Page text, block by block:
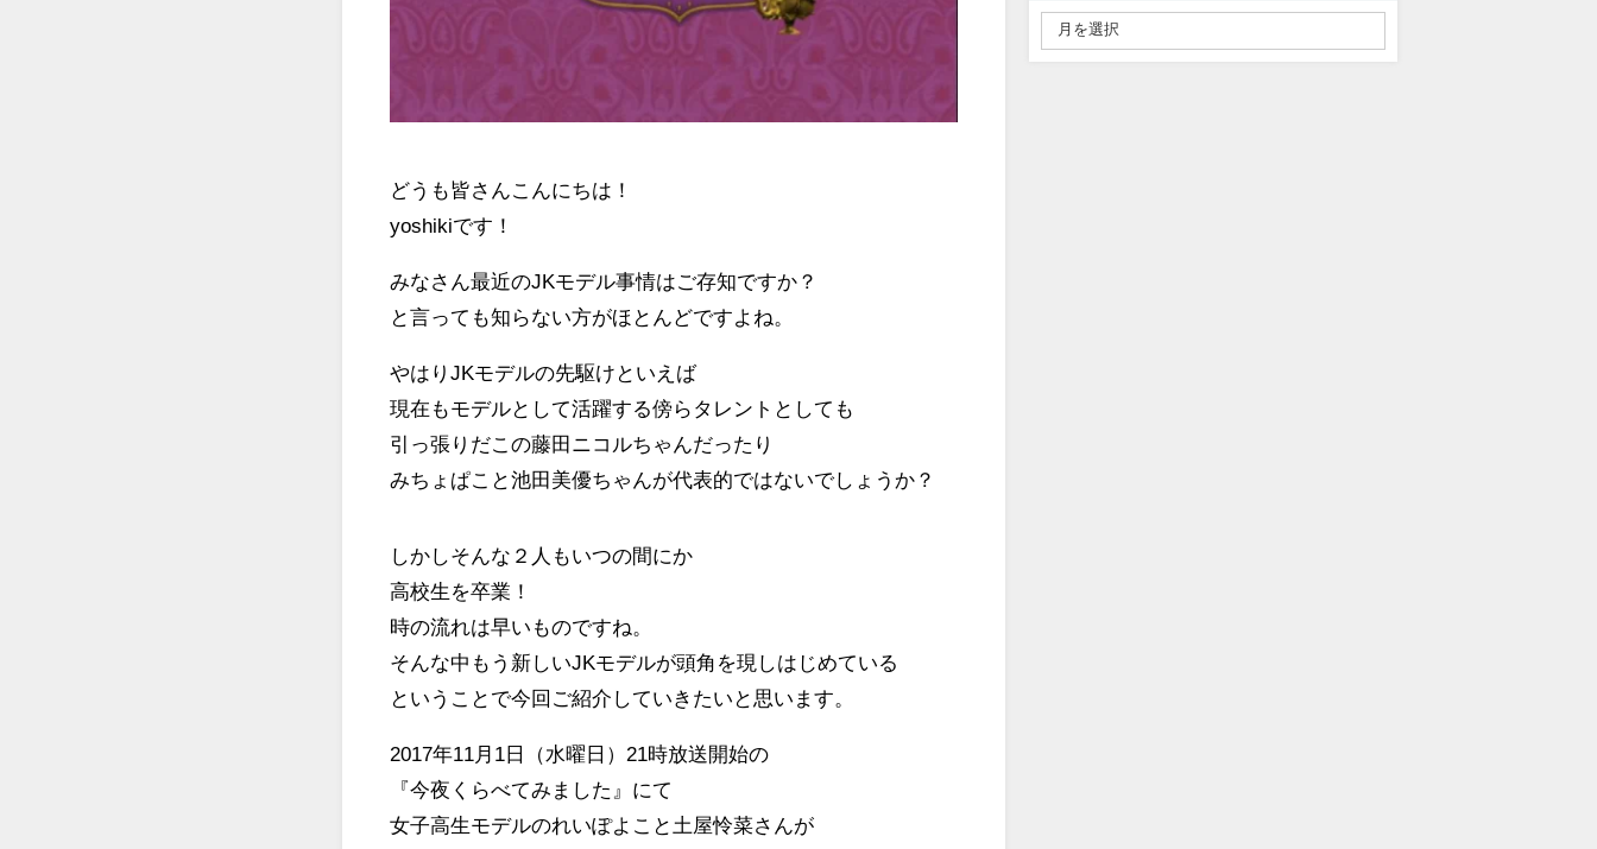
どうも皆さんこんにちは！
yoshikiです！
みなさん最近のJKモデル事情はご存知ですか？
と言っても知らない方がほとんどですよね。
やはりJKモデルの先駆けといえば
現在もモデルとして活躍する傍らタレントとしても
引っ張りだこの藤田ニコルちゃんだったり
みちょぱこと池田美優ちゃんが代表的ではないでしょうか？
しかしそんな２人もいつの間にか
高校生を卒業！
時の流れは早いものですね。
そんな中もう新しいJKモデルが頭角を現しはじめている
ということで今回ご紹介していきたいと思います。
2017年11月1日（水曜日）21時放送開始の
『今夜くらべてみました』にて
女子高生モデルのれいぽよこと土屋怜菜さんが